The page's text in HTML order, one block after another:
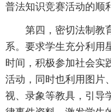
普法知识竞赛活动的顺
第四，密切法制教
系。要求学生充分利用
时间，积极参加社会实
活动，同时也利用图片
视、录象等教具，引导